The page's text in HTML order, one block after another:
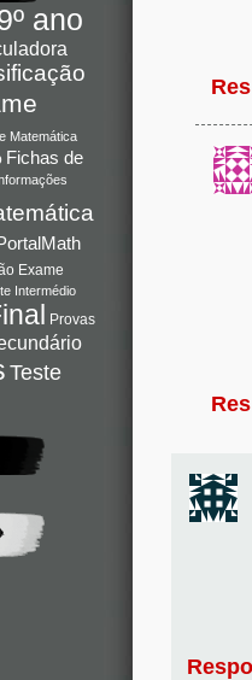
ano
Matemática
Fichas de
Exame
Intermédio
Provas
Teste